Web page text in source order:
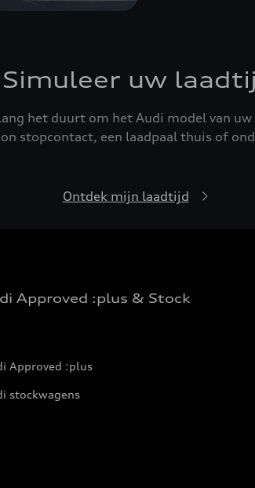
Simuleer uw
het duurt om het Audi model van uw
stopcontact, een laadpaal thuis of
Ontdek mijn laadtijd
Approved :plus & Stock
Approved :plus
stockwagens